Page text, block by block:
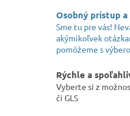
Osobný prístup
Sme tu pre vás!
akýmikoľvek
pomôžeme s
Rýchle a
Vyberte si z
či GLS